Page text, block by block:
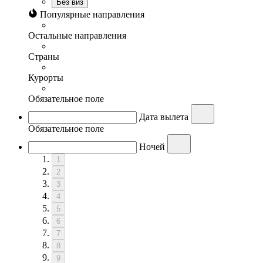
Без виз
Популярные направления
Остальные направления
Страны
Курорты
Обязательное поле
Дата вылета
Обязательное поле
Ночей
1
2
3
4
5
6
7
8
9